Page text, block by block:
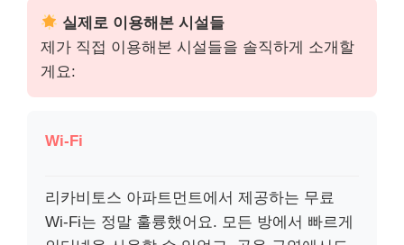
실제로 이용해본 시설들
제가 직접 이용해본 시설들을 솔직하게 소개할
게요:
Wi-Fi
리카비토스 아파트먼트에서 제공하는 무료
Wi-Fi는 정말 훌륭했어요. 모든 방에서 빠르게